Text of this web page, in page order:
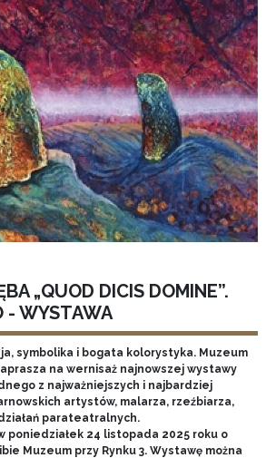
„QUOD DICIS DOMINE”.
- WYSTAWA
symbolika i bogata kolorystyka. Muzeum
na wernisaż najnowszej wystawy
z najważniejszych i najbardziej
artystów, malarza, rzeźbiarza,
parateatralnych.
poniedziałek 24 listopada 2025 roku o
Muzeum przy Rynku 3. Wystawę można